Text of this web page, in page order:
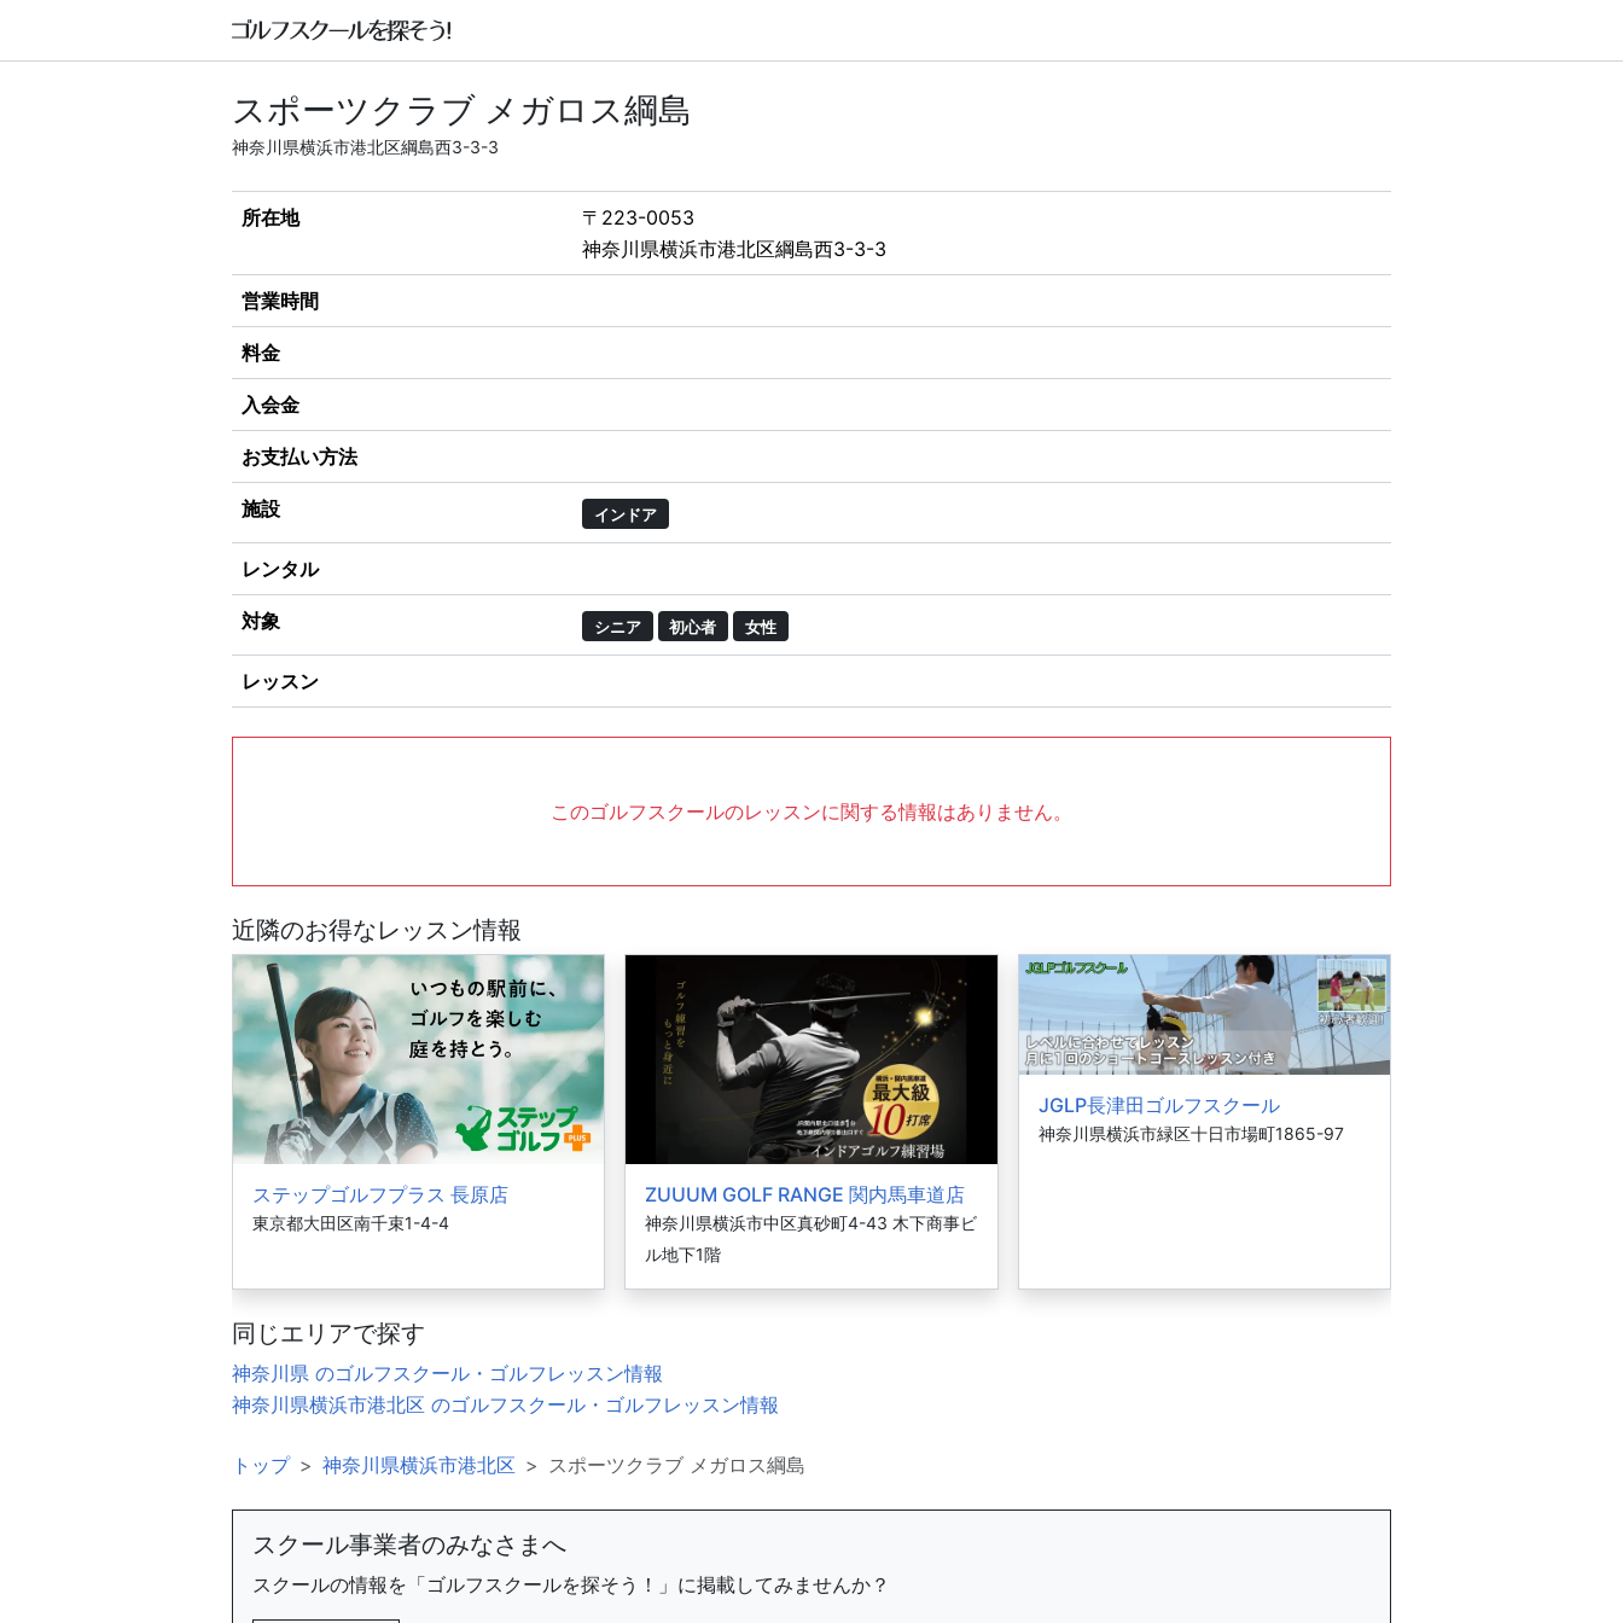
スポーツクラブ メガロス綱島
神奈川県横浜市港北区綱島西3-3-3
所在地
〒223-0053
神奈川県横浜市港北区綱島西3-3-3
営業時間
料金
入会金
お支払い方法
施設 インドア
レンタル
対象 シニア 初心者 女性
レッスン
このゴルフスクールのレッスンに関する情報はありません。
近隣のお得なレッスン情報
ステップゴルフプラス 長原店
東京都大田区南千束1-4-4
ZUUUM GOLF RANGE 関内馬車道店
神奈川県横浜市中区真砂町4-43 木下商事ビ
ル地下1階
JGLP長津田ゴルフスクール
神奈川県横浜市緑区十日市場町1865-97
同じエリアで探す
神奈川県 のゴルフスクール・ゴルフレッスン情報
神奈川県横浜市港北区 のゴルフスクール・ゴルフレッスン情報
トップ 神奈川県横浜市港北区 スポーツクラブ メガロス綱島
スクール事業者のみなさまへ
スクールの情報を「ゴルフスクールを探そう！」に掲載してみませんか？